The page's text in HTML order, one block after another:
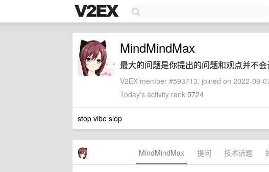
MindMindMax
最大的问题是你提出的问题和观点并不
V2EX member #593713, joined on 2022-09-
Today's activity rank 5724
stop vibe slop
MindMindMax 提问 技术话题